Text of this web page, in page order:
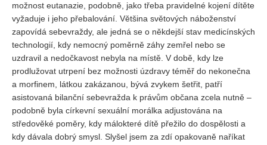
EDITOŘI
REDAKCE
Pokyny pro autory
ARCHIV
možnost eutanazie, podobně, jako třeba pravidelné kojení dítěte
vyžaduje i jeho přebalování. Většina světových náboženství
zapovídá sebevraždy, ale jedná se o někdejší stav medicínských
technologií, kdy nemocný poměrně záhy zemřel nebo se
uzdravil a nedočkavost nebyla na místě. V době, kdy lze
prodlužovat utrpení bez možnosti úzdravy téměř do nekonečna
a morfinem, látkou zakázanou, bývá zvykem šetřit, patří
asistovaná bilanční sebevražda k právům občana zcela nutně –
podobně byla církevní sexuální morálka adjustována na
středověké poměry, kdy málokteré dítě přežilo do dospělosti a
kdy dávala dobrý smysl. Slyšel jsem za zdí opakovaně naříkat